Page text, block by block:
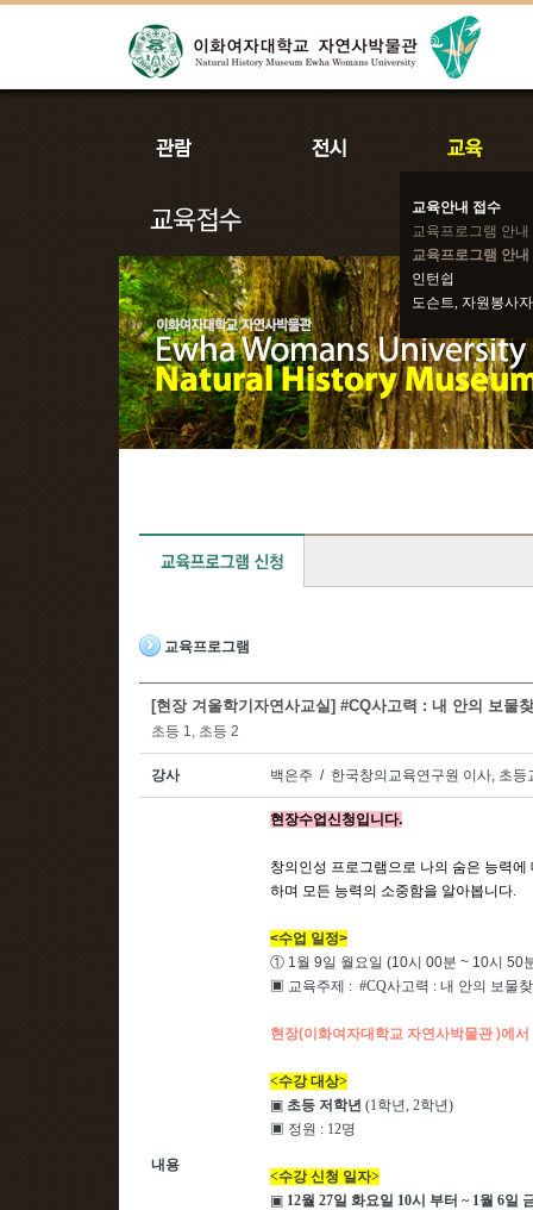
교육안내 접수
교육프로그램 안내
교육프로그램 안내
인턴쉽
도슨트, 자원봉사자
교육프로그램
[현장 겨울학기자연사교실] #CQ사고력 : 내 안의 보물
초등 1, 초등 2
강사 백은주 / 한국창의교육연구원 이사, 초등
내용
현장수업신청입니다.
창의인성 프로그램으로 나의 숨은 능력
하며 모든 능력의 소중함을 알아봅니다.
<수업 일정>
① 1월 9일 월요일 (10시 00분 ~ 10시 50
▣ 교육주제 : #CQ사고력 : 내 안의 보물
현장(이화여자대학교 자연사박물관 )에서
<수강 대상>
▣ 초등 저학년 (1학년, 2학년)
▣ 정원 : 12명
<수강 신청 일자>
▣ 12월 27일 화요일 10시 부터 ~ 1월 6일